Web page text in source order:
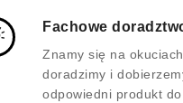
Fachowe
Znamy się na
doradzimy i
odpowiedni produkt do